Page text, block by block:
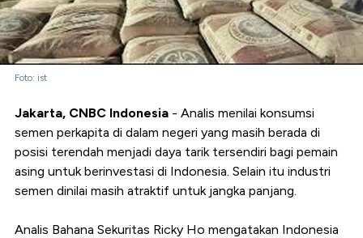
Foto: ist
Jakarta, CNBC Indonesia - Analis menilai konsumsi
semen perkapita di dalam negeri yang masih berada di
posisi terendah menjadi daya tarik tersendiri bagi pemain
asing untuk berinvestasi di Indonesia. Selain itu industri
semen dinilai masih atraktif untuk jangka panjang.
Analis Bahana Sekuritas Ricky Ho mengatakan Indonesia